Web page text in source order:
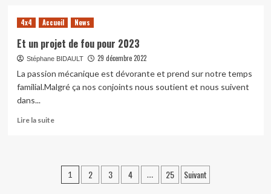
Nouveau
partenaire
4x4 Accueil News
Et un projet de fou pour 2023
Stéphane BIDAULT 29 décembre 2022
La passion mécanique est dévorante et prend sur notre temps
familial.Malgré ça nos conjoints nous soutient et nous suivent
dans...
Lire la suiteEn
Pagination
1 2 3 4 … 25 Suivant